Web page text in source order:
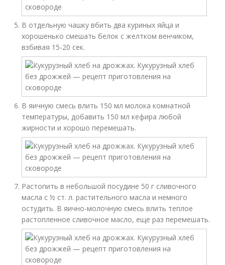
В отдельную чашку вбить два куриных яйца и
хорошенько смешать белок с желтком венчиком,
взбивая 15-20 сек.
В яичную смесь влить 150 мл молока комнатной
температуры, добавить 150 мл кефира любой
жирности и хорошо перемешать.
Растопить в небольшой посудине 50 г сливочного
масла с ½ ст. л. растительного масла и немного
остудить. В яично-молочную смесь влить теплое
растопленное сливочное масло, еще раз перемешать.